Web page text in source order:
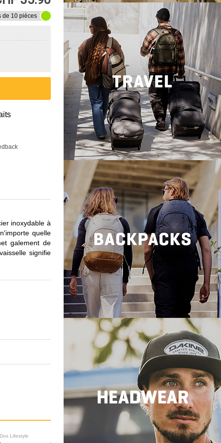
de 10 pièces
inoxydable à
quelle
galement de
signifie
Lifestyle Sacs à Dos Lifestyle